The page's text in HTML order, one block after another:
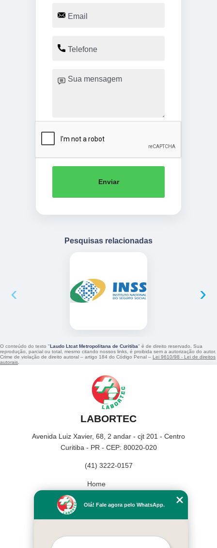
Enviar
Pesquisas relacionadas
‹ ›
O conteúdo do texto " Laudo Ltcat Metropolitana de Curitiba" é de direito reservado. Sua
reprodução, parcial ou total, mesmo citando nossos links, é proibida sem a autorização do autor.
Crime de violação de direito autoral – artigo 184 do Código Penal – Lei 9610/98 - Lei de direitos
autorais.
LABORTEC
Avenida Luiz Xavier, 68, 2 andar - cjt 201 - Centro
Curitiba - PR - CEP: 80020-020
(41) 3222-0157
Home
Missão
Olá! Fale agora pelo WhatsApp.